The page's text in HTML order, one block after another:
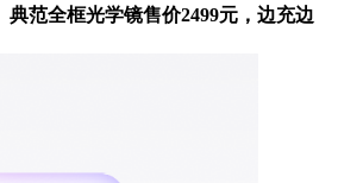
范全框光学镜售价2499元，边充边